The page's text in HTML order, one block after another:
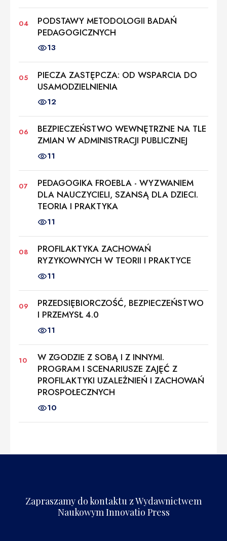
PODSTAWY METODOLOGII BADAŃ
PEDAGOGICZNYCH
13
PIECZA ZASTĘPCZA: OD WSPARCIA DO
USAMODZIELNIENIA
12
BEZPIECZEŃSTWO WEWNĘTRZNE NA TLE
ZMIAN W ADMINISTRACJI PUBLICZNEJ
11
PEDAGOGIKA FROEBLA - WYZWANIEM
DLA NAUCZYCIELI, SZANSĄ DLA DZIECI.
TEORIA I PRAKTYKA
11
PROFILAKTYKA ZACHOWAŃ
RYZYKOWNYCH W TEORII I PRAKTYCE
11
PRZEDSIĘBIORCZOŚĆ, BEZPIECZEŃSTWO
I PRZEMYSŁ 4.0
11
W ZGODZIE Z SOBĄ I Z INNYMI.
PROGRAM I SCENARIUSZE ZAJĘĆ Z
PROFILAKTYKI UZALEŻNIEŃ I ZACHOWAŃ
PROSPOŁECZNYCH
10
Zapraszamy do kontaktu z Wydawnictwem
Naukowym Innovatio Press